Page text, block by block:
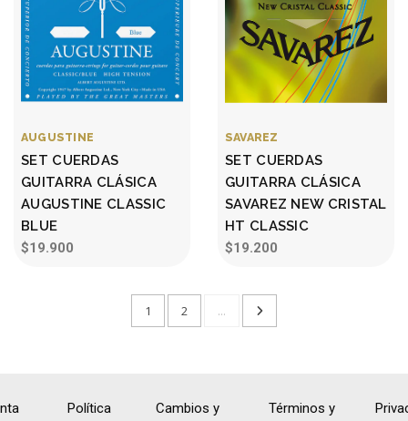
AUGUSTINE
SET CUERDAS
GUITARRA CLÁSICA
AUGUSTINE CLASSIC
BLUE
$19.900
SAVAREZ
SET CUERDAS
GUITARRA CLÁSICA
SAVAREZ NEW CRISTAL
HT CLASSIC
$19.200
1 2 ...
Política
Cambios y
Términos y